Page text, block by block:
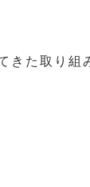
きた取り組